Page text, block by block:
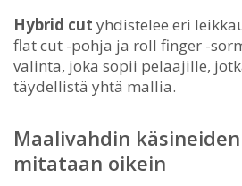
Hybrid cut yhdistelee eri
flat cut -pohja ja roll finger -
valinta, joka sopii pelaajille,
täydellistä yhtä mallia.
Maalivahdin
mitataan oikein